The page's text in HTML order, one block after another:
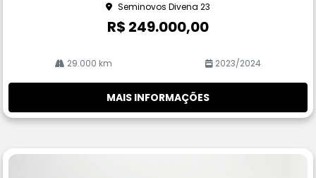
Seminovos Divena 23
R$ 249.000,00
29.000 km 2023/2024
MAIS INFORMAÇÕES